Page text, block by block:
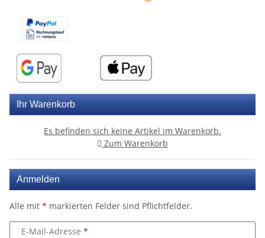
Ihr Warenkorb
Es befinden sich keine Artikel im Warenkorb.
Zum Warenkorb
Anmelden
Alle mit * markierten Felder sind Pflichtfelder.
E-Mail-Adresse